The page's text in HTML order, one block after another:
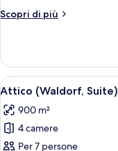
Scopri di più
Altri
Royal
Apri
tutte
le
foto
per
2
Attico (Waldorf, Suite)
900 m²
4 camere
Per 7 persone